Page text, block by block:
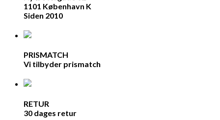
1101 København K
Siden 2010
PRISMATCH
Vi tilbyder prismatch
RETUR
30 dages retur